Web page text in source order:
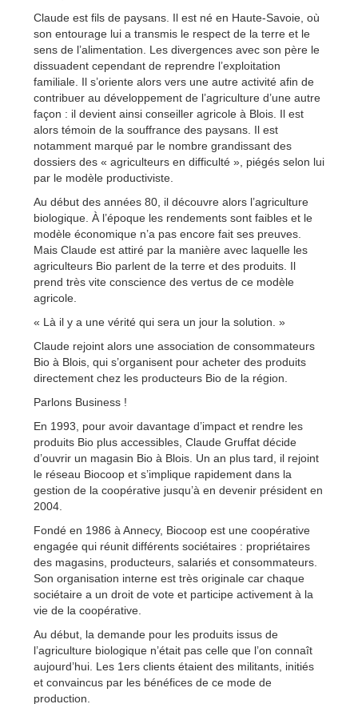
Claude est fils de paysans. Il est né en Haute-Savoie, où
son entourage lui a transmis le respect de la terre et le
sens de l’alimentation. Les divergences avec son père le
dissuadent cependant de reprendre l’exploitation
familiale. Il s’oriente alors vers une autre activité afin de
contribuer au développement de l’agriculture d’une autre
façon : il devient ainsi conseiller agricole à Blois. Il est
alors témoin de la souffrance des paysans. Il est
notamment marqué par le nombre grandissant des
dossiers des « agriculteurs en difficulté », piégés selon lui
par le modèle productiviste.
Au début des années 80, il découvre alors l’agriculture
biologique. À l’époque les rendements sont faibles et le
modèle économique n’a pas encore fait ses preuves.
Mais Claude est attiré par la manière avec laquelle les
agriculteurs Bio parlent de la terre et des produits. Il
prend très vite conscience des vertus de ce modèle
agricole.
« Là il y a une vérité qui sera un jour la solution. »
Claude rejoint alors une association de consommateurs
Bio à Blois, qui s’organisent pour acheter des produits
directement chez les producteurs Bio de la région.
Parlons Business !
En 1993, pour avoir davantage d’impact et rendre les
produits Bio plus accessibles, Claude Gruffat décide
d’ouvrir un magasin Bio à Blois. Un an plus tard, il rejoint
le réseau Biocoop et s’implique rapidement dans la
gestion de la coopérative jusqu’à en devenir président en
2004.
Fondé en 1986 à Annecy, Biocoop est une coopérative
engagée qui réunit différents sociétaires : propriétaires
des magasins, producteurs, salariés et consommateurs.
Son organisation interne est très originale car chaque
sociétaire a un droit de vote et participe activement à la
vie de la coopérative.
Au début, la demande pour les produits issus de
l’agriculture biologique n’était pas celle que l’on connaît
aujourd’hui. Les 1ers clients étaient des militants, initiés
et convaincus par les bénéfices de ce mode de
production.